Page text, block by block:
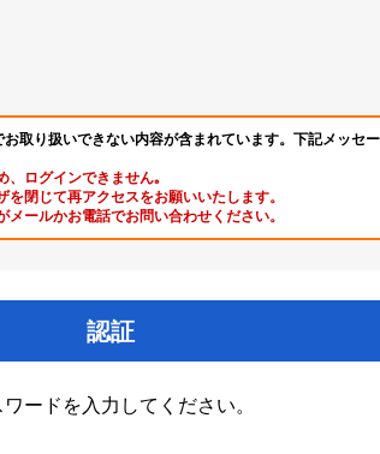
取り扱いできない内容が含まれています。下記メッセ
、ログインできません｡
閉じて再アクセスをお願いいたします。
ールかお電話でお問い合わせください。
認証
ードを入力してください。